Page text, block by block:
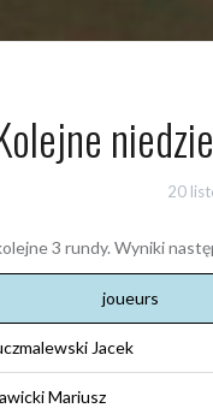
20
3 rundy. Wyniki
joueurs
Jacek
Mariusz